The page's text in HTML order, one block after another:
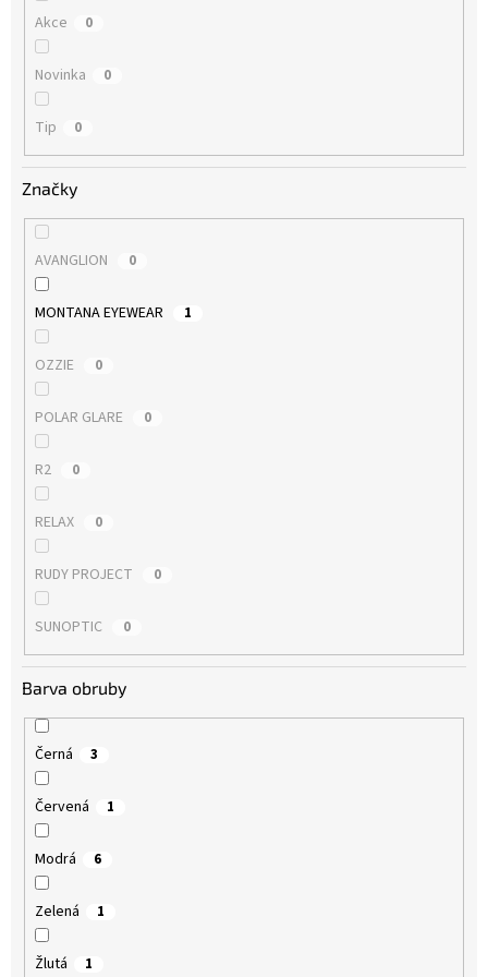
Akce 0
Novinka 0
Tip 0
Značky
AVANGLION 0
MONTANA EYEWEAR 1
OZZIE 0
POLAR GLARE 0
R2 0
RELAX 0
RUDY PROJECT 0
SUNOPTIC 0
Barva obruby
Černá 3
Červená 1
Modrá 6
Zelená 1
Žlutá 1